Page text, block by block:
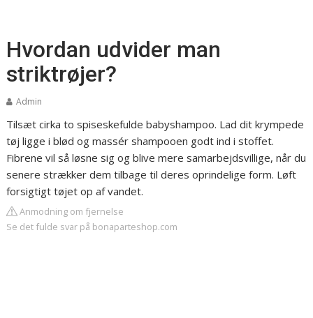
Hvordan udvider man
striktrøjer?
Admin
Tilsæt cirka to spiseskefulde babyshampoo. Lad dit krympede
tøj ligge i blød og massér shampooen godt ind i stoffet.
Fibrene vil så løsne sig og blive mere samarbejdsvillige, når du
senere strækker dem tilbage til deres oprindelige form. Løft
forsigtigt tøjet op af vandet.
Anmodning om fjernelse
Se det fulde svar på bonaparteshop.com